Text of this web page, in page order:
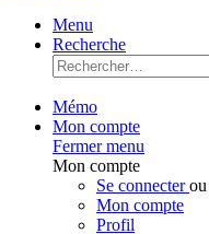
Menu
Recherche
Mémo
Mon compte
Fermer menu
Mon compte
Se connecterou
Mon compte
Profil